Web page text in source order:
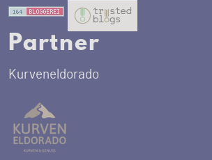
Partner
Kurveneldorado